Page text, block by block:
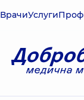
ВрачиУслуги